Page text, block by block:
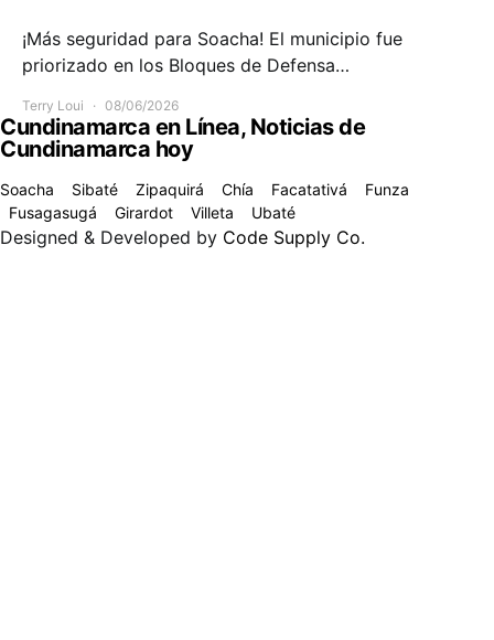
¡Más seguridad para Soacha! El municipio fue
priorizado en los Bloques de Defensa…
Terry Loui 08/06/2026
Cundinamarca en Línea, Noticias de
Cundinamarca hoy
Soacha Sibaté Zipaquirá Chía Facatativá
Funza
Fusagasugá
Girardot Villeta Ubaté
Designed & Developed by Code Supply Co.